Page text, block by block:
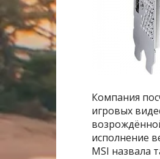
Компания
игровых
исполнение
MSI назвала